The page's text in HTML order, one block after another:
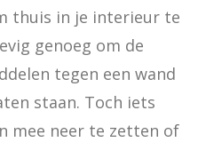
thuis in je interieur te
genoeg om de
tegen een wand
staan. Toch iets
mee neer te zetten of